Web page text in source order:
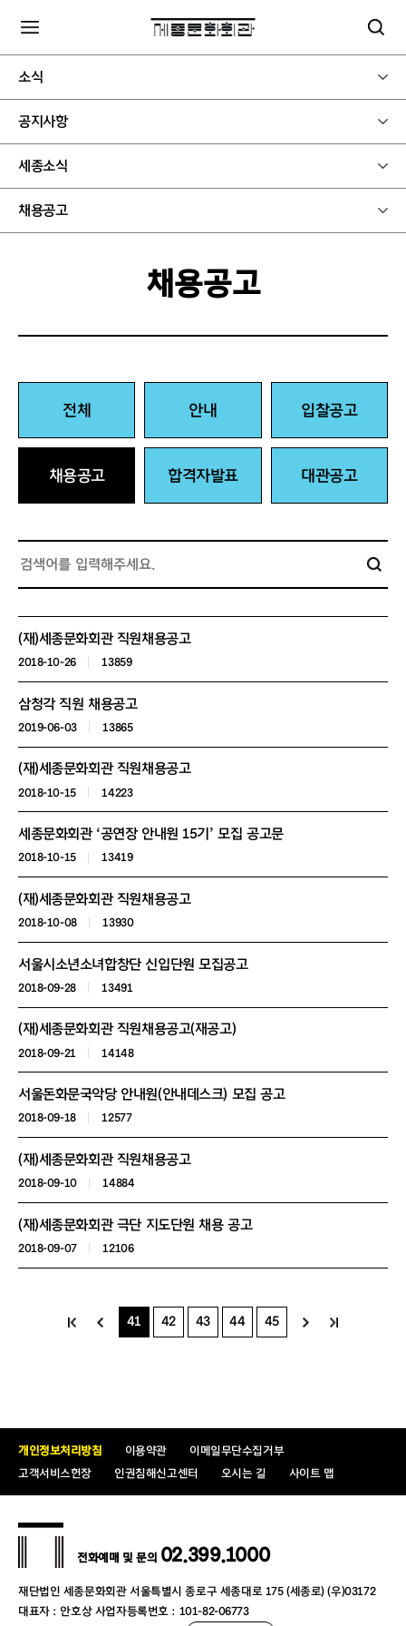
소식
공지사항
세종소식
채용공고
채용공고
전체 안내 입찰공고
채용공고 합격자발표 대관공고
(재)세종문화회관 직원채용공고
2018-10-26 13859
삼청각 직원 채용공고
2019-06-03 13865
(재)세종문화회관 직원채용공고
2018-10-15 14223
세종문화회관 ‘공연장 안내원 15기’ 모집 공고문
2018-10-15 13419
(재)세종문화회관 직원채용공고
2018-10-08 13930
서울시소년소녀합창단 신입단원 모집공고
2018-09-28 13491
(재)세종문화회관 직원채용공고(재공고)
2018-09-21 14148
서울돈화문국악당 안내원(안내데스크) 모집 공고
2018-09-18 12577
(재)세종문화회관 직원채용공고
2018-09-10 14884
(재)세종문화회관 극단 지도단원 채용 공고
2018-09-07 12106
41 42 43 44 45
개인정보처리방침 이용약관
이메일무단수집거부
고객서비스헌장
인권침해신고센터 오시는 길 사이트 맵
재단법인 세종문화회관 서울특별시 종로구 세종대로 175 (세종로) (우)03172
대표자 : 안호상 사업자등록번호 : 101-82-06773
전화예매 및 문의 02.399.1000